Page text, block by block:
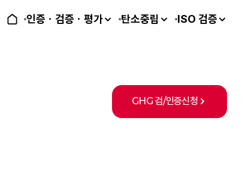
인증ㆍ검증ㆍ평가 탄소중립 ISO 검증
GHG 검/인증신청